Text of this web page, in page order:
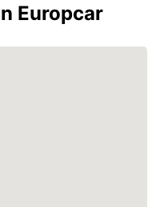
Europcar